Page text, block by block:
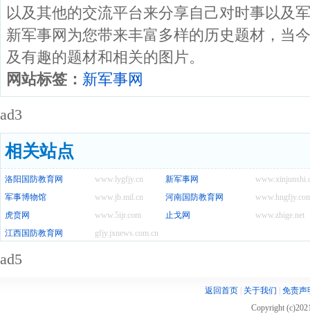
以及其他的交流平台来分享自己对时事以及
新军事网为您带来丰富多样的历史题材，当
及有趣的题材和相关的图片。
网站标签： 新军事网
ad3
相关站点
www.lygfjy.cn
洛阳国防教育网
新军事网
www.jb.mil.cn
军事博物馆
河南国防教育网
www.5ijr.com
虎贲网 www.zhige.net
止戈网
gfjy.jxnews.com.cn
江西国防教育网
ad5
返回首页| 关于我们
免责声
Copyright